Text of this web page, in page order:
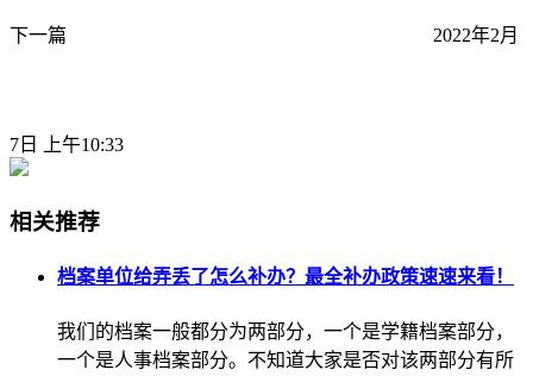
下一篇 2022年2月
7日 上午10:33
相关推荐
档案单位给弄丢了怎么补办？最全补办政策速速来看！
我们的档案一般都分为两部分，一个是学籍档案部分，
一个是人事档案部分。不知道大家是否对该两部分有所